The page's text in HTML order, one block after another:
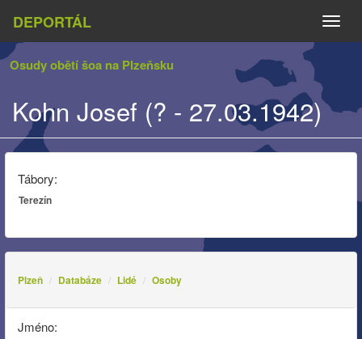
DEPORTÁL
Osudy obětí šoa na Plzeňsku
Kohn Josef (? - 27.03.1942)
Tábory:
Terezín
Plzeň Databáze Lidé Osoby
Jméno: